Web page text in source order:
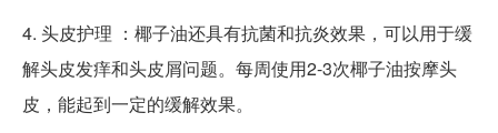
4. 头皮护理 ：椰子油还具有抗菌和抗炎效果，可以用于缓
解头皮发痒和头皮屑问题。每周使用2-3次椰子油按摩头
皮，能起到一定的缓解效果。